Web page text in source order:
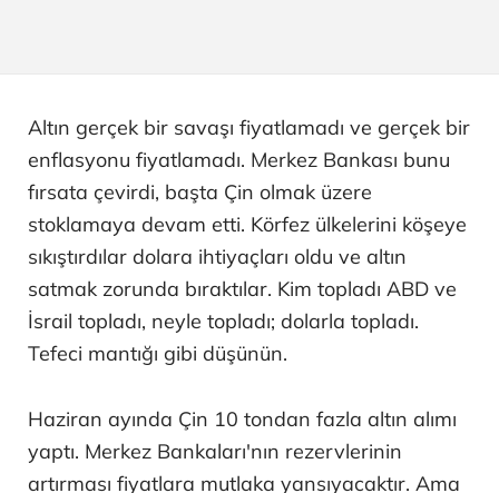
Altın gerçek bir savaşı fiyatlamadı ve gerçek bir
enflasyonu fiyatlamadı. Merkez Bankası bunu
fırsata çevirdi, başta Çin olmak üzere
stoklamaya devam etti. Körfez ülkelerini köşeye
sıkıştırdılar dolara ihtiyaçları oldu ve altın
satmak zorunda bıraktılar. Kim topladı ABD ve
İsrail topladı, neyle topladı; dolarla topladı.
Tefeci mantığı gibi düşünün.
Haziran ayında Çin 10 tondan fazla altın alımı
yaptı. Merkez Bankaları'nın rezervlerinin
artırması fiyatlara mutlaka yansıyacaktır. Ama